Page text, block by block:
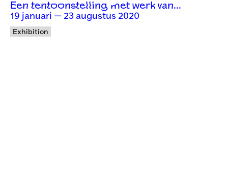
Een tentoonstelling met werk van...
19 januari — 23 augustus 2020
Exhibition